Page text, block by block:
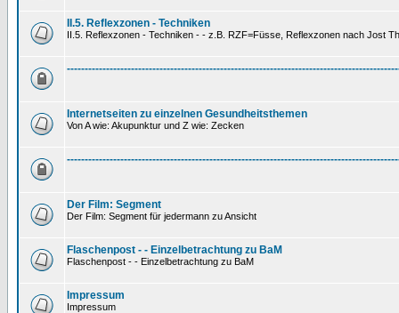
II.5. Reflexzonen - Techniken
II.5. Reflexzonen - Techniken - - z.B. RZF=Füsse, Reflexzonen nach Jost
Internetseiten zu einzelnen Gesundheitsthemen
Von A wie: Akupunktur und Z wie: Zecken
Der Film: Segment
Der Film: Segment für jedermann zu Ansicht
Flaschenpost - - Einzelbetrachtung zu BaM
Flaschenpost - - Einzelbetrachtung zu BaM
Impressum
Impressum